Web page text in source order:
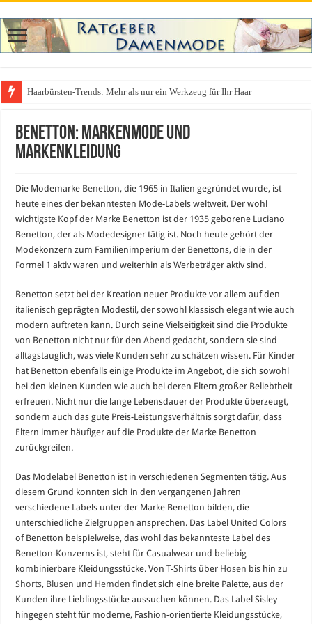
Haarbürsten-Trends: Mehr als nur ein Werkzeug für Ihr Haar
Was zieht man auf ein Festival an? Dein ultimativer Styleguide für die
Benetton: Markenmode und
Markenkleidung
Die Modemarke Benetton, die 1965 in Italien gegründet wurde, ist
heute eines der bekanntesten Mode-Labels weltweit. Der wohl
wichtigste Kopf der Marke Benetton ist der 1935 geborene Luciano
Benetton, der als Modedesigner tätig ist. Noch heute gehört der
Modekonzern zum Familienimperium der Benettons, die in der
Formel 1 aktiv waren und weiterhin als Werbeträger aktiv sind.
Benetton setzt bei der Kreation neuer Produkte vor allem auf den
italienisch geprägten Modestil, der sowohl klassisch elegant wie auch
modern auftreten kann. Durch seine Vielseitigkeit sind die Produkte
von Benetton nicht nur für denAbend gedacht, sondern sie sind
alltagstauglich, was viele Kunden sehr zu schätzen wissen. Für Kinder
hat Benetton ebenfalls einige Produkte im Angebot, die sich sowohl
bei den kleinen Kunden wie auch bei deren Eltern großer Beliebtheit
erfreuen. Nicht nur die lange Lebensdauer der Produkte überzeugt,
sondern auch das gute Preis-Leistungsverhältnis sorgt dafür, dass
Eltern immer häufiger auf die Produkte der Marke Benetton
zurückgreifen.
Das Modelabel Benetton ist in verschiedenen Segmenten tätig. Aus
diesem Grund konnten sich in den vergangenen Jahren
verschiedene Labels unter der Marke Benetton bilden, die
unterschiedliche Zielgruppen ansprechen. Das Label United Colors
of Benetton beispielweise, das wohl das bekannteste Label des
Benetton-Konzerns ist, steht für Casualwear und beliebig
kombinierbare Kleidungsstücke. Von T-Shirts über Hosen bis hin zu
Shorts, Blusen und Hemden findet sich eine breite Palette, aus der
Kunden ihre Lieblingsstücke aussuchen können. Das Label Sisley
hingegen steht für moderne, Fashion-orientierte Kleidungsstücke,